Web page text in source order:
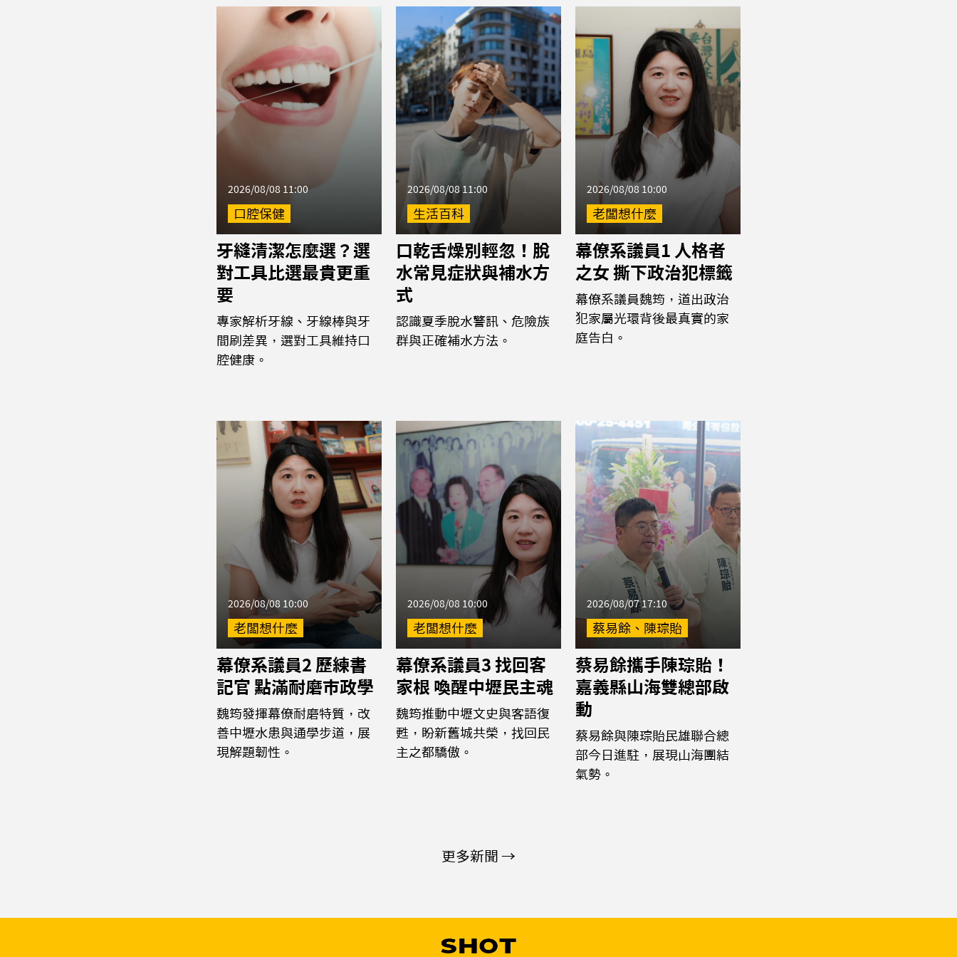
2026/08/08 11:00
口腔保健
牙縫清潔怎麼選？選
對工具比選最貴更重
要
專家解析牙線、牙線棒與牙
間刷差異，選對工具維持口
腔健康。
2026/08/08 11:00
生活百科
口乾舌燥別輕忽！脫
水常見症狀與補水方
式
認識夏季脫水警訊、危險族
群與正確補水方法。
2026/08/08 10:00
老闆想什麼
幕僚系議員1 人格者
之女 撕下政治犯標籤
幕僚系議員魏筠，道出政治
犯家屬光環背後最真實的家
庭告白。
2026/08/08 10:00
老闆想什麼
幕僚系議員2 歷練書
記官 點滿耐磨市政學
魏筠發揮幕僚耐磨特質，改
善中壢水患與通學步道，展
現解題韌性。
2026/08/08 10:00
老闆想什麼
幕僚系議員3 找回客
家根 喚醒中壢民主魂
魏筠推動中壢文史與客語復
甦，盼新舊城共榮，找回民
主之都驕傲。
2026/08/07 17:10
蔡易餘、陳琮貽
蔡易餘攜手陳琮貽！
嘉義縣山海雙總部啟
動
蔡易餘與陳琮貽民雄聯合總
部今日進駐，展現山海團結
氣勢。
更多新聞 →